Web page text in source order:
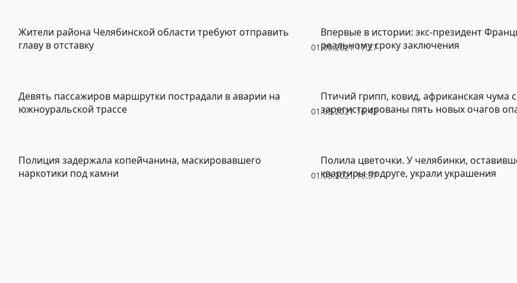
01.03.2021 17:27
Жители района Челябинской области требуют отправить
главу в отставку
Впервые в истории: экс-президент
реальному сроку заключения
01.03.2021 16:42
Девять пассажиров маршрутки пострадали в аварии на
южноуральской трассе
Птичий грипп, ковид, африканская чума
зарегистрированы пять новых очагов
01.03.2021 15:37
Полиция задержала копейчанина, маскировавшего
наркотики под камни
Полила цветочки. У челябинки,
квартиры подруге, украли украшения